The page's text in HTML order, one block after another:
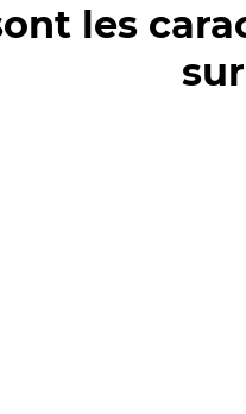
les